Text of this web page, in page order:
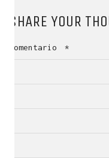
SHARE YOUR
Comentario *